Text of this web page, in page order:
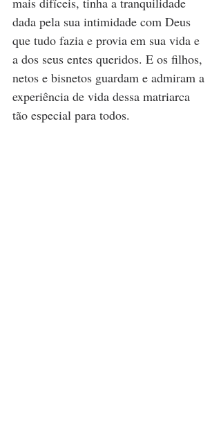
dada pela sua intimidade com Deus
que tudo fazia e provia em sua vida e
a dos seus entes queridos. E os filhos,
netos e bisnetos guardam e admiram a
experiência de vida dessa matriarca
tão especial para todos.